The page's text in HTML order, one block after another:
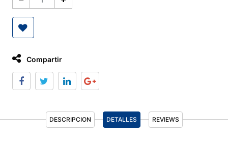
Compartir
DESCRIPCION DETALLES REVIEWS